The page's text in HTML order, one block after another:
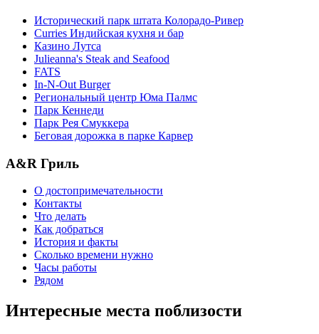
Исторический парк штата Колорадо-Ривер
Curries Индийская кухня и бар
Казино Лутса
Julieanna's Steak and Seafood
FATS
In-N-Out Burger
Региональный центр Юма Палмс
Парк Кеннеди
Парк Рея Смуккера
Беговая дорожка в парке Карвер
A&R Гриль
О достопримечательности
Контакты
Что делать
Как добраться
История и факты
Сколько времени нужно
Часы работы
Рядом
Интересные места поблизости